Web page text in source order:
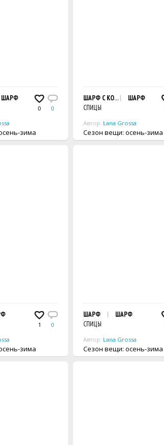
0 0
ЛОЖНЫМ ПАТЕНТНЫМ УЗОРОМ
ШАРФ
осень-зима
ШАРФ С КОСАМИШАРФ
СПИЦЫ
Автор: Lana Grossa
Сезон вещи: осень-зима
1 0
осень-зима
ШАРФ
ШАРФ
СПИЦЫ
Автор: Lana Grossa
Сезон вещи: осень-зима